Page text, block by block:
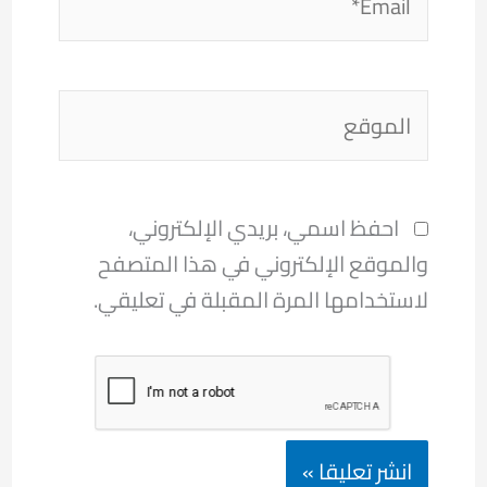
الموقع
احفظ اسمي، بريدي الإلكتروني،
والموقع الإلكتروني في هذا المتصفح
لاستخدامها المرة المقبلة في تعليقي.